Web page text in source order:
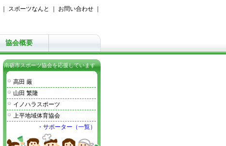
スポーツなんと お問い合わせ
協会概要
南砺市スポーツ協会を応援しています
高田 厳
山田 繁隆
イノハラスポーツ
上平地域体育協会
・サポーター（一覧）